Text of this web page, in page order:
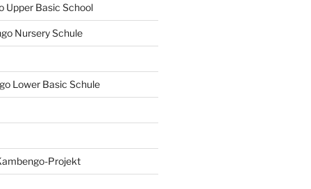
Upper Basic School
Nursery Schule
Lower Basic Schule
Projekt